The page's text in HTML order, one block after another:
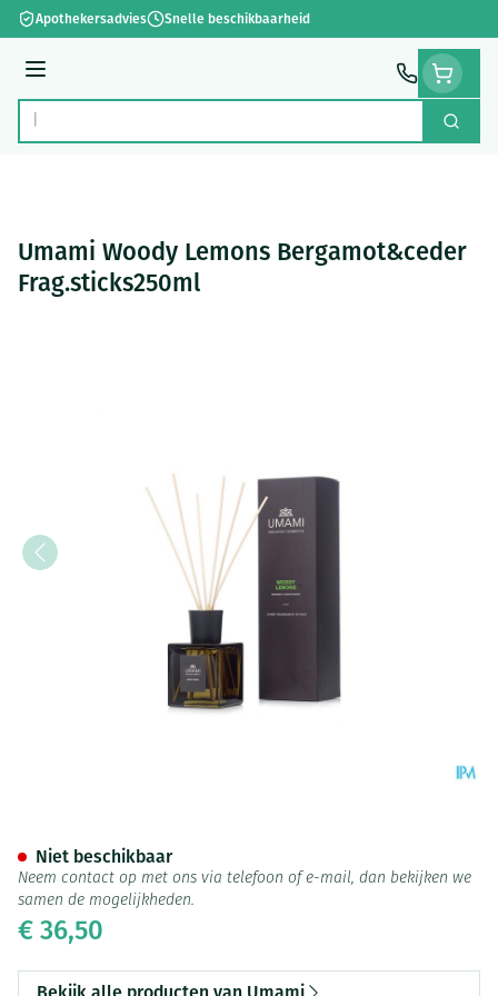
Ga naar de inhoud
Apothekersadvies Snelle beschikbaarheid
Menu
Product, merk, categorie... Zoek
Umami Woody Lemons Bergamot&ceder
Frag.sticks250ml
€ 36,50
Niet beschikbaar
Neem contact op met ons via telefoon of e-mail, dan bekijken we
samen de mogelijkheden.